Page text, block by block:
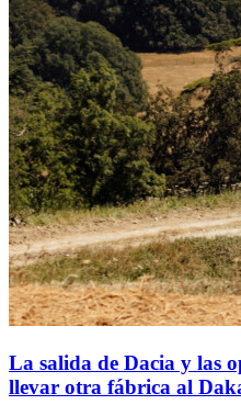
La salida de Dacia y las
llevar otra fábrica al